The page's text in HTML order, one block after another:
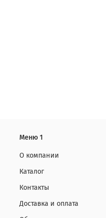
Меню 1
О компании
Каталог
Контакты
Доставка и оплата